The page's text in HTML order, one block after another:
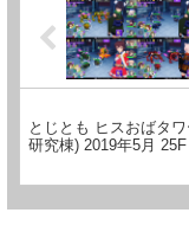
とじとも ヒスおばタ
研究棟) 2019年5月